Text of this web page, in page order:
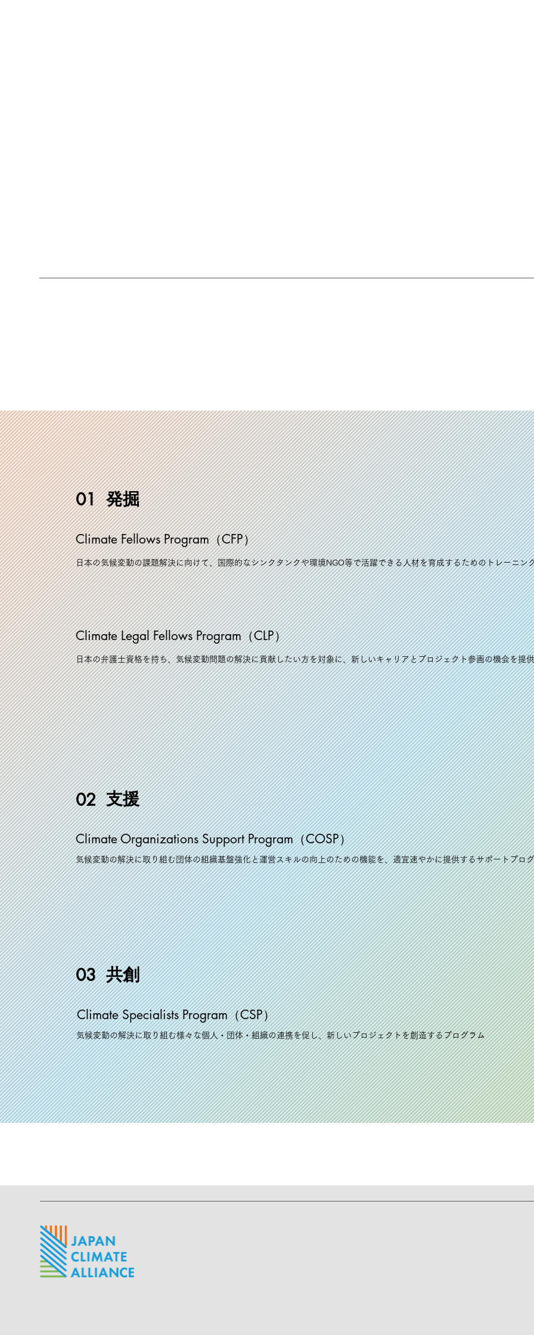
01 発掘
Climate Fellows Program（CFP）
日本の気候変動の課題解決に向けて、国際的なシンクタンクや環境NGO等で活躍できる人材を育成するためのトレーニン
Climate Legal Fellows Program（CLP）
日本の弁護士資格を持ち、気候変動問題の解決に貢献したい方を対象に、新しいキャリアとプロジェクト参画の機会を提
02 支援
Climate Organizations Support Program（COSP）
気候変動の解決に取り組む団体の組織基盤強化と運営スキルの向上のための機能を、適宜速やかに提供するサポートプロ
03 共創
Climate Specialists Program（CSP）
気候変動の解決に取り組む様々な個人・団体・組織の連携を促し、新しいプロジェクトを創造するプログラム